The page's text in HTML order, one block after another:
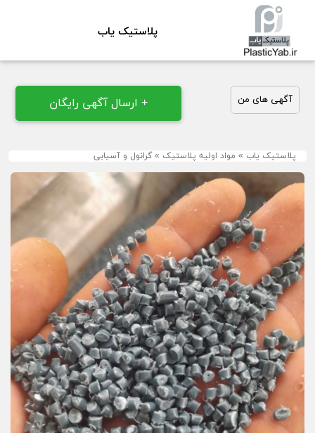
پلاستیک یاب
آگهی های من + ارسال آگهی رایگان
پلاستیک یاب » مواد اولیه پلاستیک » گرانول و آسیابی